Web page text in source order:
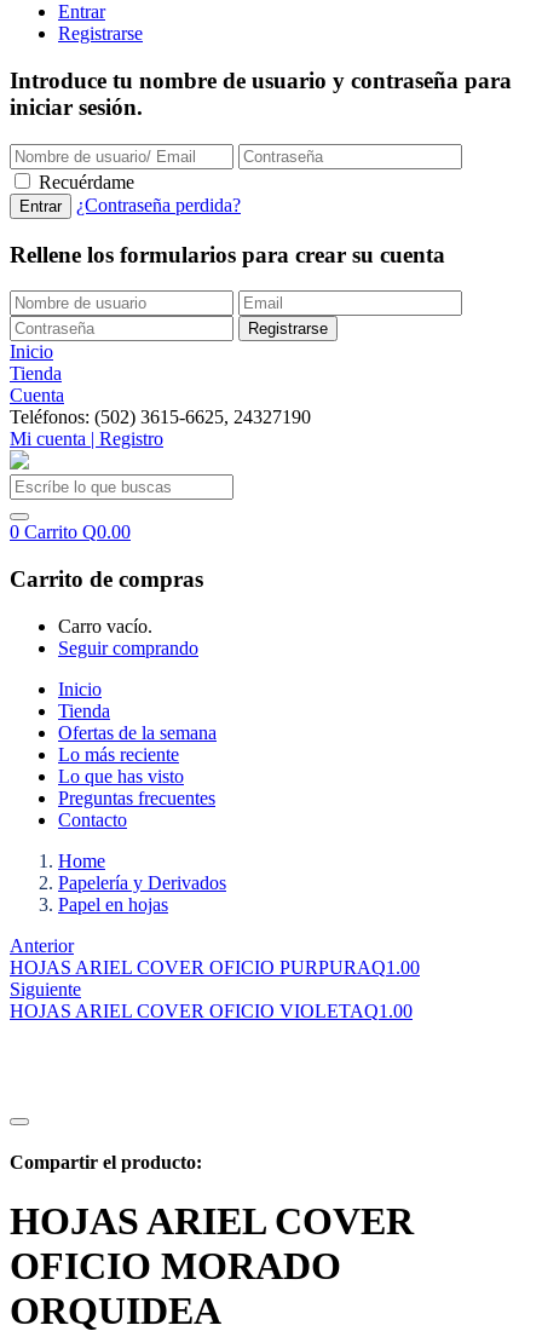
Entrar
Registrarse
Introduce tu nombre de usuario y contraseña para
iniciar sesión.
Recuérdame
¿Contraseña perdida?
Rellene los formularios para crear su cuenta
Inicio
Tienda
Cuenta
Teléfonos: (502) 3615-6625, 24327190
Mi cuenta | Registro
0 Carrito Q0.00
Carrito de compras
Carro vacío.
Seguir comprando
Inicio
Tienda
Ofertas de la semana
Lo más reciente
Lo que has visto
Preguntas frecuentes
Contacto
Home
Papelería y Derivados
Papel en hojas
Anterior
HOJAS ARIEL COVER OFICIO PURPURAQ1.00
Siguiente
HOJAS ARIEL COVER OFICIO VIOLETAQ1.00
Compartir el producto:
HOJAS ARIEL COVER
OFICIO MORADO
ORQUIDEA